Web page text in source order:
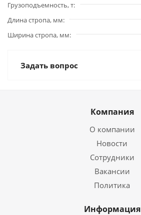
Грузоподъемность, т
Длина стропа, мм
Ширина стропа, мм
Задать вопрос
Компания
О компании
Новости
Сотрудники
Вакансии
Политика
Информация